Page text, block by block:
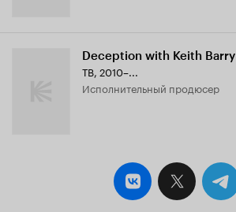
Deception with Keith Barry
ТВ, 2010–...
исполнительный продюсер